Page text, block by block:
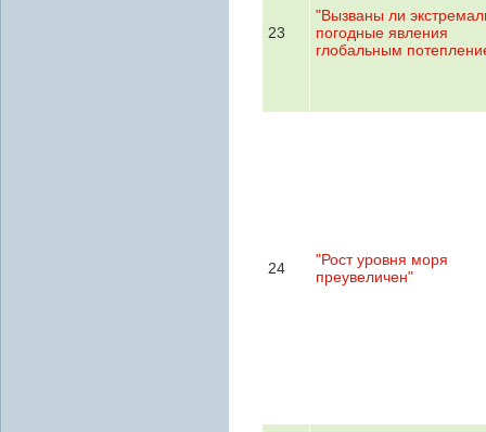
23
"Вызваны ли
погодные явления
глобальным
24
"Рост уровня моря
преувеличен"